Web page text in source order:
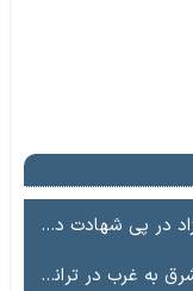
دکتر علی لاریجانی
در ترانزیت منطقه‌ای